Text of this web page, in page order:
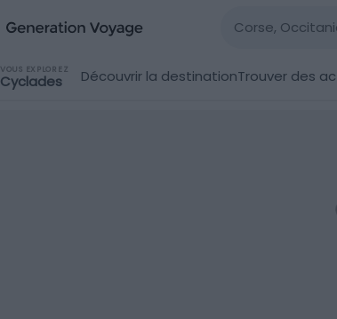
VOUS EXPLOREZ
Cyclades Découvrir la destinationTrouver des